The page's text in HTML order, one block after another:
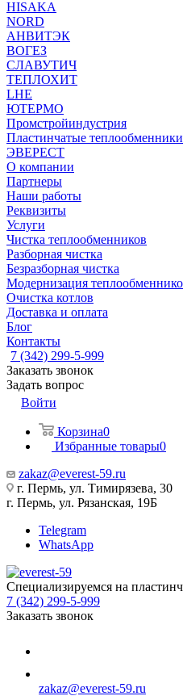
HISAKA
NORD
АНВИТЭК
ВОГЕЗ
СЛАВУТИЧ
ТЕПЛОХИТ
LHE
ЮТЕРМО
Промстройиндустрия
Пластинчатые теплообменники
ЭВЕРЕСТ
О компании
Партнеры
Наши работы
Реквизиты
Услуги
Чистка теплообменников
Разборная чистка
Безразборная чистка
Модернизация
Очистка котлов
Доставка и оплата
Блог
Контакты
7 (342) 299-5-999
Заказать звонок
Задать вопрос
Войти
Корзина0
Избранные товары0
zakaz@everest-59.ru
г. Пермь, ул. Тимирязева, 30
г. Пермь, ул. Рязанская, 19Б
Telegram
WhatsApp
Специализируемся на
7 (342) 299-5-999
Заказать звонок
zakaz@everest-59.ru